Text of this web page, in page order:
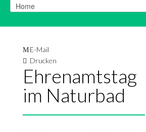
E-Mail
Drucken
Ehrenamtstag
im Naturbad